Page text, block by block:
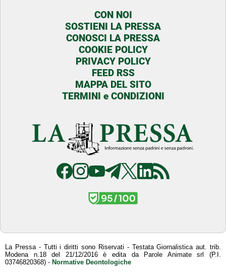
CON NOI
SOSTIENI LA PRESSA
CONOSCI LA PRESSA
COOKIE POLICY
PRIVACY POLICY
FEED RSS
MAPPA DEL SITO
TERMINI e CONDIZIONI
La Pressa - Tutti i diritti sono Riservati - Testata Giornalistica aut. trib.
Modena n.18 del 21/12/2016 è edita da Parole Animate srl (P.I.
03746820368) - Normative Deontologiche